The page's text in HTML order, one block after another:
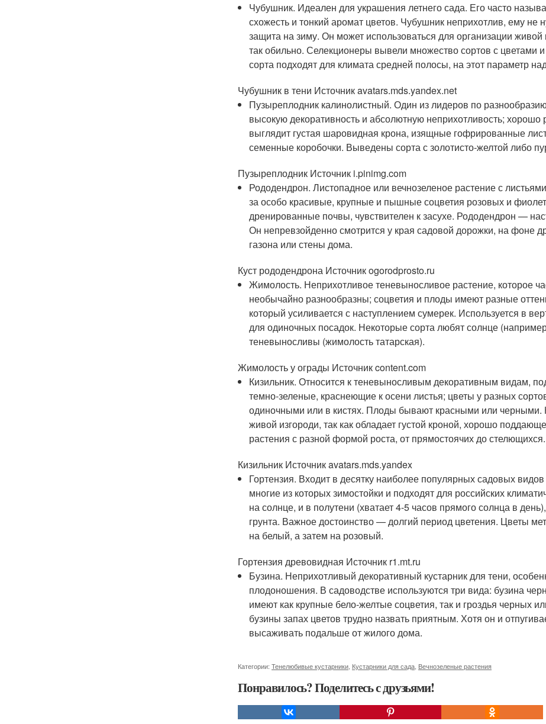
Чубушник. Идеален для украшения летнего сада. Его часто
схожесть и тонкий аромат цветов. Чубушник неприхотлив, ему не
защита на зиму. Он может использоваться для организации живой
так обильно. Селекционеры вывели множество сортов с цветами
сорта подходят для климата средней полосы, на этот параметр
Чубушник в тени Источник avatars.mds.yandex.net
Пузыреплодник калинолистный. Один из лидеров по
высокую декоративность и абсолютную неприхотливость;
выглядит густая шаровидная крона, изящные гофрированные
семенные коробочки. Выведены сорта с золотисто-желтой либо
Пузыреплодник Источник i.pinimg.com
Рододендрон. Листопадное или вечнозеленое растение с
за особо красивые, крупные и пышные соцветия розовых и
дренированные почвы, чувствителен к засухе. Рододендрон —
Он непревзойденно смотрится у края садовой дорожки, на фоне
газона или стены дома.
Куст рододендрона Источник ogorodprosto.ru
Жимолость. Неприхотливое теневыносливое растение, которое
необычайно разнообразны; соцветия и плоды имеют разные
который усиливается с наступлением сумерек. Используется в
для одиночных посадок. Некоторые сорта любят солнце
теневыносливы (жимолость татарская).
Жимолость у ограды Источник content.com
Кизильник. Относится к теневыносливым декоративным видам,
темно-зеленые, краснеющие к осени листья; цветы у разных
одиночными или в кистях. Плоды бывают красными или черными.
живой изгороди, так как обладает густой кроной, хорошо
растения с разной формой роста, от прямостоячих до стелющихся.
Кизильник Источник avatars.mds.yandex
Гортензия. Входит в десятку наиболее популярных садовых
многие из которых зимостойки и подходят для российских
на солнце, и в полутени (хватает 4-5 часов прямого солнца в
грунта. Важное достоинство — долгий период цветения. Цветы
на белый, а затем на розовый.
Гортензия древовидная Источник r1.mt.ru
Бузина. Неприхотливый декоративный кустарник для тени,
плодоношения. В садоводстве используются три вида: бузина
имеют как крупные бело-желтые соцветия, так и гроздья черных
бузины запах цветов трудно назвать приятным. Хотя он и
высаживать подальше от жилого дома.
Категории: Тенелюбивые кустарники Кустарники для сада Вечнозеленые растения
Понравилось? Поделитесь с друзьями!